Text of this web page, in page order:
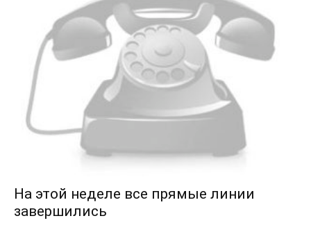
На этой неделе все прямые линии
завершились